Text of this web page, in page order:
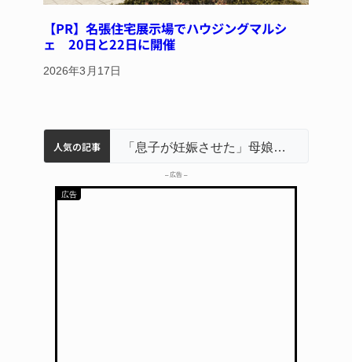
【PR】名張住宅展示場でハウジングマルシ
ェ 20日と22日に開催
2026年3月17日
人気の記事
名張市水道料金47％値上げへ 答申案、審議会で大筋まとまる
中学校の陶壁モニュメント 地元建設会社がボランティアで清掃 伊賀
名張市立病院のDMAT、熊本地震の被災地へ 能登以来3回目の派遣 「息子が妊娠させた」母娘だまされ400万円詐欺被害 名張
– 広告 –